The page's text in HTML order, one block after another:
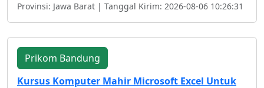
Provinsi: Jawa Barat | Tanggal Kirim: 2026-08-06 10:26:31
Prikom Bandung
Kursus Komputer Mahir Microsoft Excel Untuk